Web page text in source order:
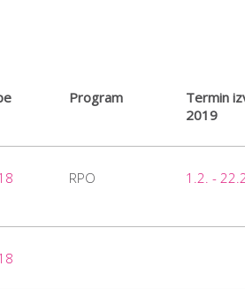
Program
Termin
2019
RPO 1.2. -